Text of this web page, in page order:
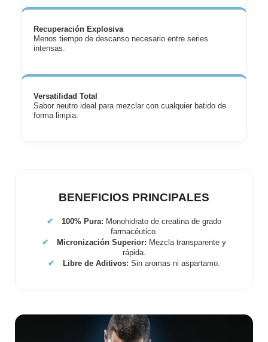
Recuperación Explosiva
Menos tiempo de descanso necesario entre series
intensas.
Versatilidad Total
Sabor neutro ideal para mezclar con cualquier batido de
forma limpia.
BENEFICIOS PRINCIPALES
✔ 100% Pura: Monohidrato de creatina de grado
farmacéutico.
✔ Micronización Superior: Mezcla transparente y
rápida.
✔ Libre de Aditivos: Sin aromas ni aspartamo.